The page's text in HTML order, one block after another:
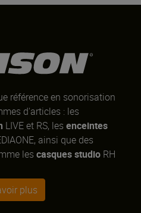
référence en sonorisation
d'articles : les
LIVE et RS, les enceintes
ainsi que des
les casques studio RH
plus